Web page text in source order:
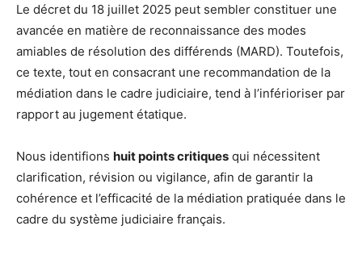
Le décret du 18 juillet 2025 peut sembler constituer une
avancée en matière de reconnaissance des modes
amiables de résolution des différends (MARD). Toutefois,
ce texte, tout en consacrant une recommandation de la
médiation dans le cadre judiciaire, tend à l’inférioriser par
rapport au jugement étatique.
Nous identifions huit points critiques qui nécessitent
clarification, révision ou vigilance, afin de garantir la
cohérence et l’efficacité de la médiation pratiquée dans le
cadre du système judiciaire français.